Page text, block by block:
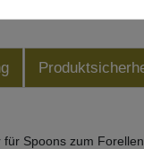
Spoons zum